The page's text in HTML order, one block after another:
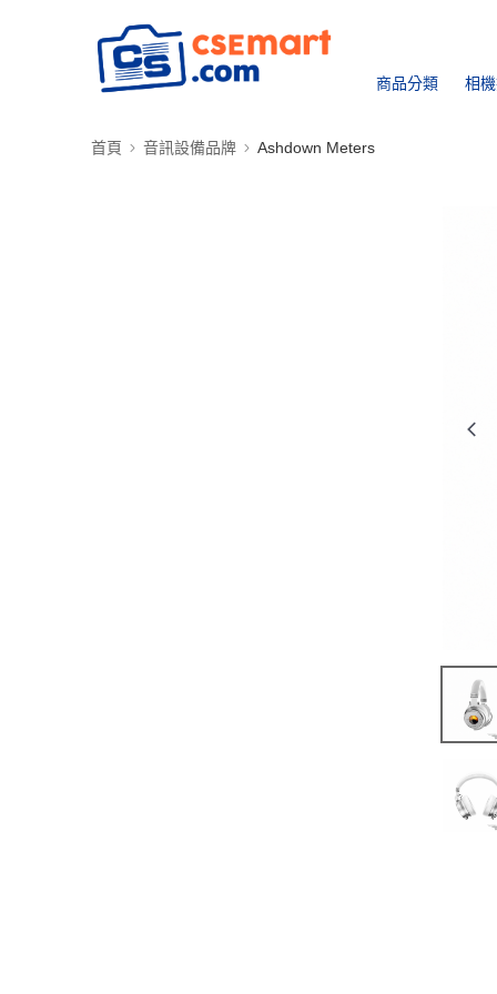
商品分類 相
首頁 音訊設備品牌 Ashdown Meters